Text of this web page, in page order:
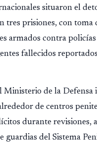
situaron el
tres prisiones, con toma
armados contra
fallecidos
Ministerio de la
de centros
durante revisiones,
guardias del Sistema